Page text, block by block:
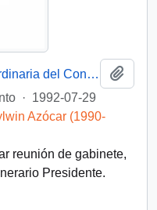
[Carta informa sobre reunión ordinaria del Consejo de Gabinete]
· 1992-07-29
Azócar (1990-
reunión de gabinete,
Presidente.